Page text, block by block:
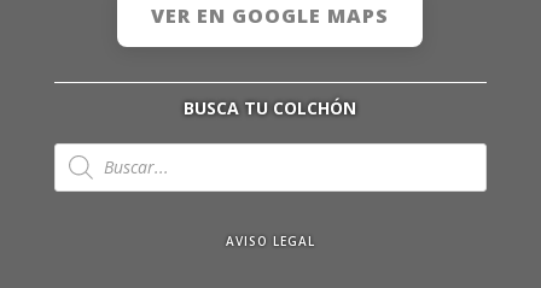
VER EN GOOGLE MAPS
BUSCA TU COLCHÓN
Búsqueda
de
productos
AVISO LEGAL